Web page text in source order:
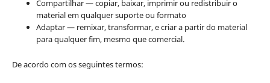
Compartilhar — copiar, baixar, imprimir ou redistribuir o
material em qualquer suporte ou formato
Adaptar — remixar, transformar, e criar a partir do material
para qualquer fim, mesmo que comercial.
De acordo com os seguintes termos: